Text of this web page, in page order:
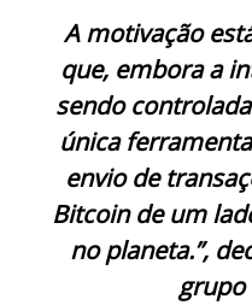
A motivação
que, embora a
sendo
única
envio de
Bitcoin de um
no planeta.”,
grupo